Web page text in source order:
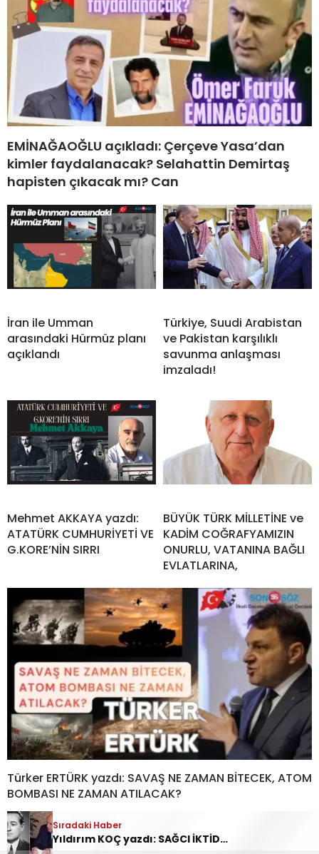
Sıradaki Haber
Yıldırım KOÇ yazdı: SAĞCI İKTİDARLAR İŞÇİYE YARAR SAĞLAYAMAZ MI SANIYORSUNUZ?
EMİNAĞAOĞLU açıkladı: Çerçeve Yasa’dan
kimler faydalanacak? Selahattin Demirtaş
hapisten çıkacak mı? Can
İran ile Umman
arasındaki Hürmüz planı
açıklandı
Türkiye, Suudi Arabistan
ve Pakistan karşılıklı
savunma anlaşması
imzaladı!
Mehmet AKKAYA yazdı:
ATATÜRK CUMHURİYETİ VE
G.KORE’NİN SIRRI
BÜYÜK TÜRK MİLLETİNE ve
KADİM COĞRAFYAMIZIN
ONURLU, VATANINA BAĞLI
EVLATLARINA,
Türker ERTÜRK yazdı: SAVAŞ NE ZAMAN BİTECEK, ATOM
BOMBASI NE ZAMAN ATILACAK?